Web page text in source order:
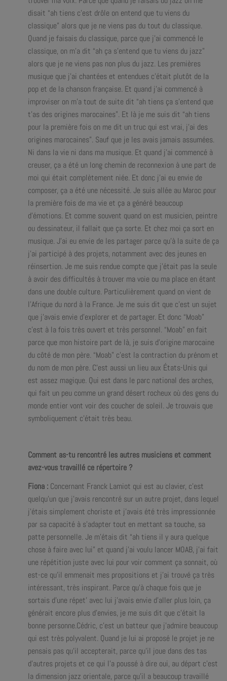
disait “ah tiens c’est drôle on entend que tu viens du
classique” alors que je ne viens pas du tout du classique.
Quand je faisais du classique, parce que j’ai commencé le
classique, on m’a dit “ah ça s’entend que tu viens du jazz”
alors que je ne viens pas non plus du jazz. Les premières
musique que j’ai chantées et entendues c’était plutôt de la
pop et de la chanson française. Et quand j’ai commencé à
improviser on m’a tout de suite dit “ah tiens ça s’entend que
t’as des origines marocaines”. Et là je me suis dit “ah tiens
pour la première fois on me dit un truc qui est vrai, j’ai des
origines marocaines”. Sauf que je les avais jamais assumées.
Ni dans la vie ni dans ma musique. Et quand j’ai commencé à
creuser, ça a été un long chemin de reconnexion à une part de
moi qui était complètement niée. Et donc j’ai eu envie de
composer, ça a été une nécessité. Je suis allée au Maroc pour
la première fois de ma vie et ça a généré beaucoup
d’émotions. Et comme souvent quand on est musicien, peintre
ou dessinateur, il fallait que ça sorte. Et chez moi ça sort en
musique. J’ai eu envie de les partager parce qu’à la suite de ça
j’ai participé à des projets, notamment avec des jeunes en
réinsertion. Je me suis rendue compte que j’était pas la seule
à avoir des difficultés à trouver ma voie ou ma place en étant
dans une double culture. Particulièrement quand on vient de
l’Afrique du nord à la France. Je me suis dit que c’est un sujet
que j’avais envie d’explorer et de partager. Et donc “Moab”
c’est à la fois très ouvert et très personnel. “Moab” en fait
parce que mon histoire part de là, je suis d’origine marocaine
du côté de mon père. “Moab” c’est la contraction du prénom et
du nom de mon père. C’est aussi un lieu aux États-Unis qui
est assez magique. Qui est dans le parc national des arches,
qui fait un peu comme un grand désert rocheux où des gens du
monde entier vont voir des coucher de soleil. Je trouvais que
symboliquement c’était très beau.
Comment as-tu rencontré les autres musiciens et comment
avez-vous travaillé ce répertoire ?
Fiona : Concernant Franck Lamiot qui est au clavier, c’est
quelqu’un que j’avais rencontré sur un autre projet, dans lequel
j’étais simplement choriste et j’avais été très impressionnée
par sa capacité à s’adapter tout en mettant sa touche, sa
patte personnelle. Je m’étais dit “ah tiens il y aura quelque
chose à faire avec lui” et quand j’ai voulu lancer MOAB, j’ai fait
une répétition juste avec lui pour voir comment ça sonnait, où
est-ce qu’il emmenait mes propositions et j’ai trouvé ça très
intéressant, très inspirant. Parce qu’à chaque fois que je
sortais d’une répet’ avec lui j’avais envie d’aller plus loin, ça
générait encore plus d’envies, je me suis dit que c’était la
bonne personne.Cédric, c’est un batteur que j’admire beaucoup
qui est très polyvalent. Quand je lui ai proposé le projet je ne
pensais pas qu’il accepterait, parce qu’il joue dans des tas
d’autres projets et ce qui l’a poussé à dire oui, au départ c’est
la dimension jazz orientale, parce qu’il a beaucoup travaillé